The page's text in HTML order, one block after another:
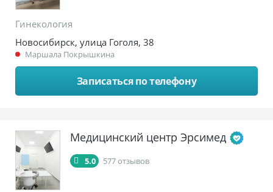
Гинекология
Новосибирск, улица Гоголя, 38
Маршала Покрышкина
Записаться по телефону
Медицинский центр Эрсимед
5.0 577 отзывов